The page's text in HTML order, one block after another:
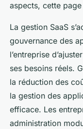
aspects, cette
La gestion SaaS
gouvernance des
l’entreprise
ses besoins réels.
la réduction des
la gestion des
efficace. Les
administration